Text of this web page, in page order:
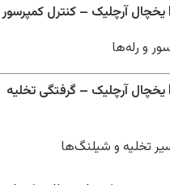
و رله‌ها
ارور E33 یخچال آرچلیک – گرفتگی تخلیه
تخلیه و شیلنگ‌ها